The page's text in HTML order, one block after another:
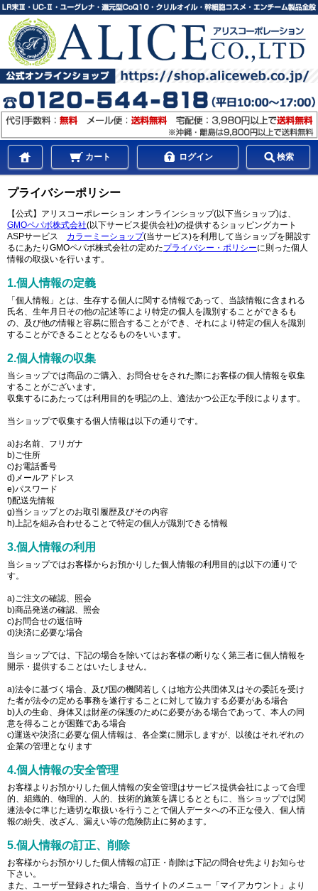
カート ログイン 検索
プライバシーポリシー
【公式】アリスコーポレーション オンラインショップ(以下当ショップ)は、
GMOペパボ株式会社(以下サービス提供会社)の提供するショッピングカート
ASPサービス カラーミーショップ(当サービス)を利用して当ショップを開設す
るにあたりGMOペパボ株式会社の定めたプライバシー・ポリシーに則った個人
情報の取扱いを行います。
1.個人情報の定義
「個人情報」とは、生存する個人に関する情報であって、当該情報に含まれる
氏名、生年月日その他の記述等により特定の個人を識別することができるも
の、及び他の情報と容易に照合することができ、それにより特定の個人を識別
することができることとなるものをいいます。
2.個人情報の収集
当ショップでは商品のご購入、お問合せをされた際にお客様の個人情報を収集
することがございます。
収集するにあたっては利用目的を明記の上、適法かつ公正な手段によります。
当ショップで収集する個人情報は以下の通りです。
a)お名前、フリガナ
b)ご住所
c)お電話番号
d)メールアドレス
e)パスワード
f)配送先情報
g)当ショップとのお取引履歴及びその内容
h)上記を組み合わせることで特定の個人が識別できる情報
3.個人情報の利用
当ショップではお客様からお預かりした個人情報の利用目的は以下の通りで
す。
a)ご注文の確認、照会
b)商品発送の確認、照会
c)お問合せの返信時
d)決済に必要な場合
当ショップでは、下記の場合を除いてはお客様の断りなく第三者に個人情報を
開示・提供することはいたしません。
a)法令に基づく場合、及び国の機関若しくは地方公共団体又はその委託を受け
た者が法令の定める事務を遂行することに対して協力する必要がある場合
b)人の生命、身体又は財産の保護のために必要がある場合であって、本人の同
意を得ることが困難である場合
c)運送や決済に必要な個人情報は、各企業に開示しますが、以後はそれぞれの
企業の管理となります
4.個人情報の安全管理
お客様よりお預かりした個人情報の安全管理はサービス提供会社によって合理
的、組織的、物理的、人的、技術的施策を講じるとともに、当ショップでは関
連法令に準じた適切な取扱いを行うことで個人データへの不正な侵入、個人情
報の紛失、改ざん、漏えい等の危険防止に努めます。
5.個人情報の訂正、削除
お客様からお預かりした個人情報の訂正・削除は下記の問合せ先よりお知らせ
下さい。
また、ユーザー登録された場合、当サイトのメニュー「マイアカウント」より